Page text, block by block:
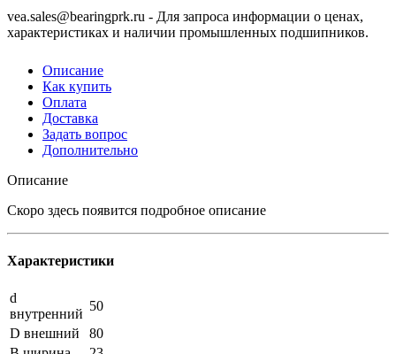
vea.sales@bearingprk.ru - Для запроса информации о ценах,
характеристиках и наличии промышленных подшипников.
Описание
Как купить
Оплата
Доставка
Задать вопрос
Дополнительно
Описание
Скоро здесь появится подробное описание
Характеристики
d
внутренний
50
D внешний
80